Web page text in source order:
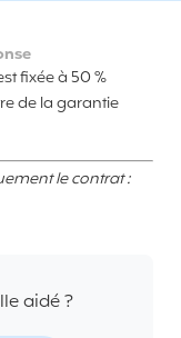
fixée à 50 %
de la garantie
le contrat :
aidé ?